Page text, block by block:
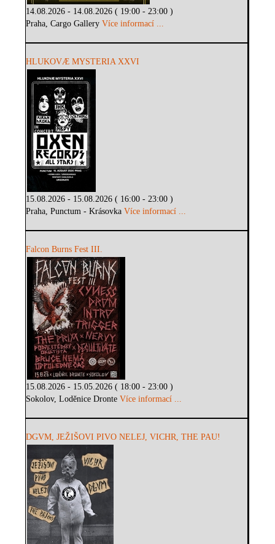
14.08.2026 - 14.08.2026 ( 19:00 - 23:00 )
Praha, Cargo GalleryVíce informací ...
HLUKOVÆ MYSTERIA XXVI
15.08.2026 - 15.08.2026 ( 16:00 - 23:00 )
Praha, Punctum - KrásovkaVíce informací ...
Falcon Burns Fest III.
15.08.2026 - 15.05.2026 ( 18:00 - 23:00 )
Sokolov, Loděnice DronteVíce informací ...
DGVM, JEŽIŠOVI PIVO NELEJ, VICHR, THE PAU!